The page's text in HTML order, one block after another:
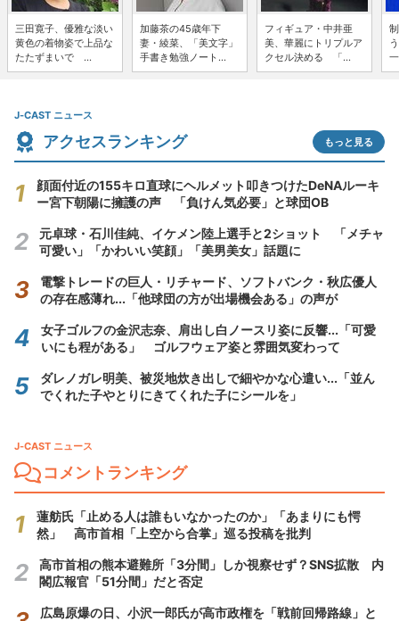
三田寛子、優雅な淡い
黄色の着物姿で上品な
たたずまいで ...
加藤茶の45歳年下
妻・綾菜、「美文字」
手書き勉強ノート...
フィギュア・中井亜
美、華麗にトリプルア
クセル決める 「...
J-CAST ニュース
アクセスランキング もっと見る
顔面付近の155キロ直球にヘルメット叩きつけたDeNAルーキ
ー宮下朝陽に擁護の声 「負けん気必要」と球団OB
元卓球・石川佳純、イケメン陸上選手と2ショット 「メチャ
可愛い」「かわいい笑顔」「美男美女」話題に
電撃トレードの巨人・リチャード、ソフトバンク・秋広優人
の存在感薄れ...「他球団の方が出場機会ある」の声が
女子ゴルフの金沢志奈、肩出し白ノースリ姿に反響...「可愛
いにも程がある」 ゴルフウェア姿と雰囲気変わって
ダレノガレ明美、被災地炊き出しで細やかな心遣い...「並ん
でくれた子やとりにきてくれた子にシールを」
J-CAST ニュース
コメントランキング
蓮舫氏「止める人は誰もいなかったのか」「あまりにも愕
然」 高市首相「上空から合掌」巡る投稿を批判
高市首相の熊本避難所「3分間」しか視察せず？SNS拡散 内
閣広報官「51分間」だと否定
広島原爆の日、小沢一郎氏が高市政権を「戦前回帰路線」と